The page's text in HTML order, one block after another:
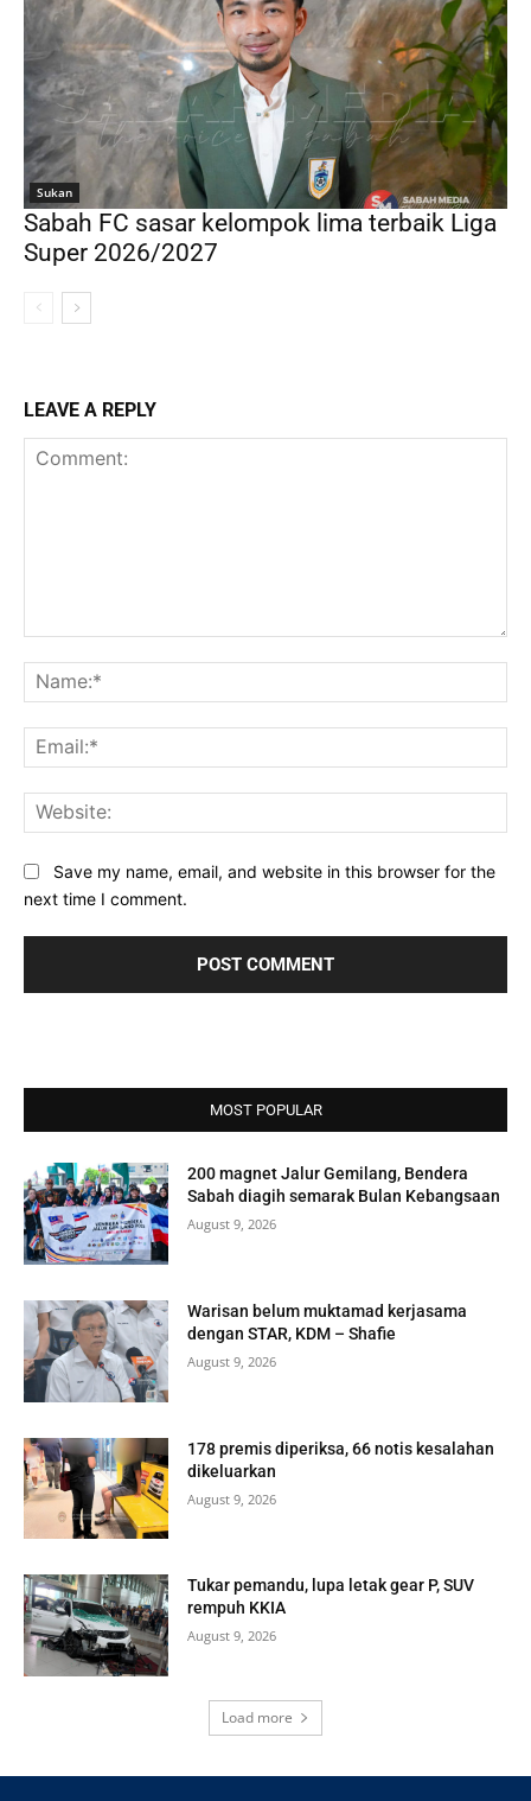
Sukan
Sabah FC sasar kelompok lima terbaik Liga
Super 2026/2027
LEAVE A REPLY
Save my name, email, and website in this browser for the
next time I comment.
MOST POPULAR
200 magnet Jalur Gemilang, Bendera
Sabah diagih semarak Bulan Kebangsaan
August 9, 2026
Warisan belum muktamad kerjasama
dengan STAR, KDM – Shafie
August 9, 2026
178 premis diperiksa, 66 notis kesalahan
dikeluarkan
August 9, 2026
Tukar pemandu, lupa letak gear P, SUV
rempuh KKIA
August 9, 2026
Load more